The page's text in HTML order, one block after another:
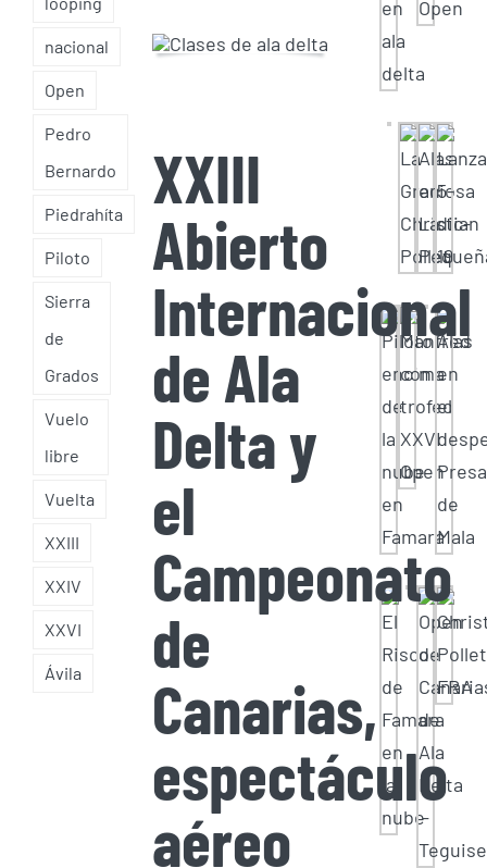
XXIII
Abierto
Internacional
de Ala
Delta y
el
Campeonato
de
Canarias,
espectáculo
aéreo
nacional
Open
Pedro
Bernardo
Piedrahíta
Piloto
Sierra
de
Grados
Vuelo
libre
Vuelta
XXIII
XXIV
XXVI
Ávila